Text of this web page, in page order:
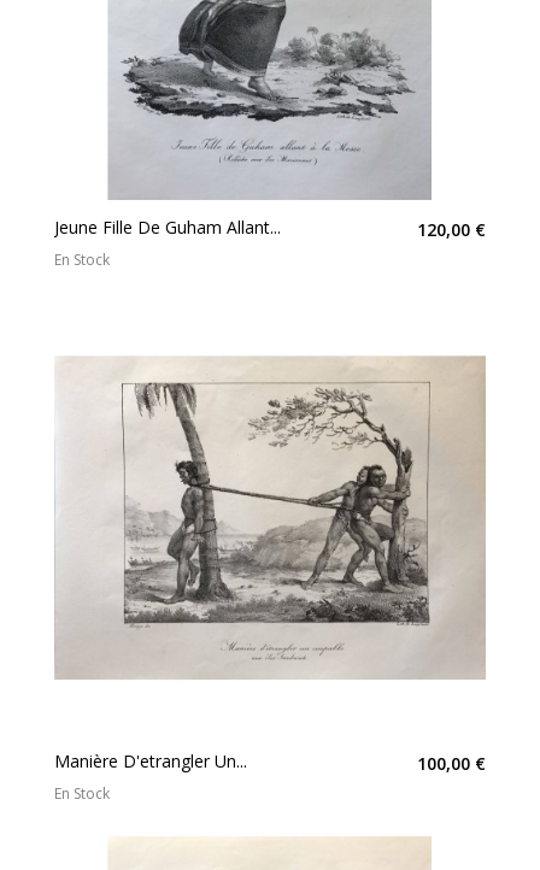
Jeune Fille De Guham Allant... 120,00 €
En Stock
Manière D'etrangler Un... 100,00 €
En Stock